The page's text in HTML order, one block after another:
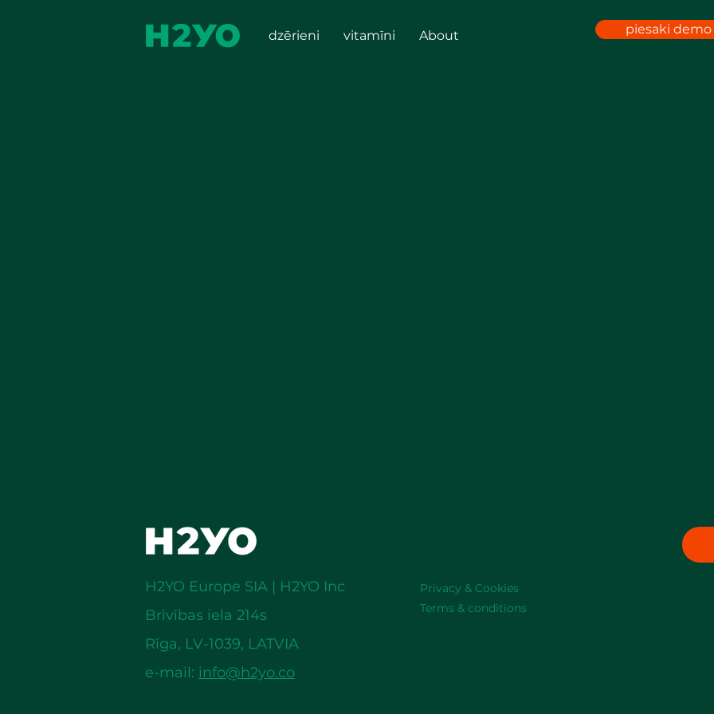
dzērieni vitamīni About piesaki demo
H2YO Europe SIA | H2YO Inc
Brīvības iela 214s
Rīga, LV-1039, LATVIA
e-mail: info@h2yo.co
Privacy & Cookies
Terms & conditions